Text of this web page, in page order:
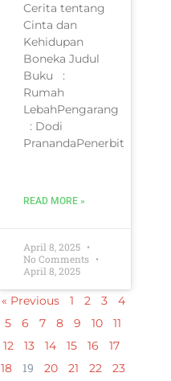
Cerita tentang
Cinta dan
Kehidupan
Boneka Judul
Buku :
Rumah
LebahPengarang
: Dodi
PranandaPenerbit
READ MORE »
April 8, 2025
No Comments
April 8, 2025
« Previous 1 2 3
4
5
6 7 8 9 10
11
12
13 14 15 16
17
18
19 20 21 22 23